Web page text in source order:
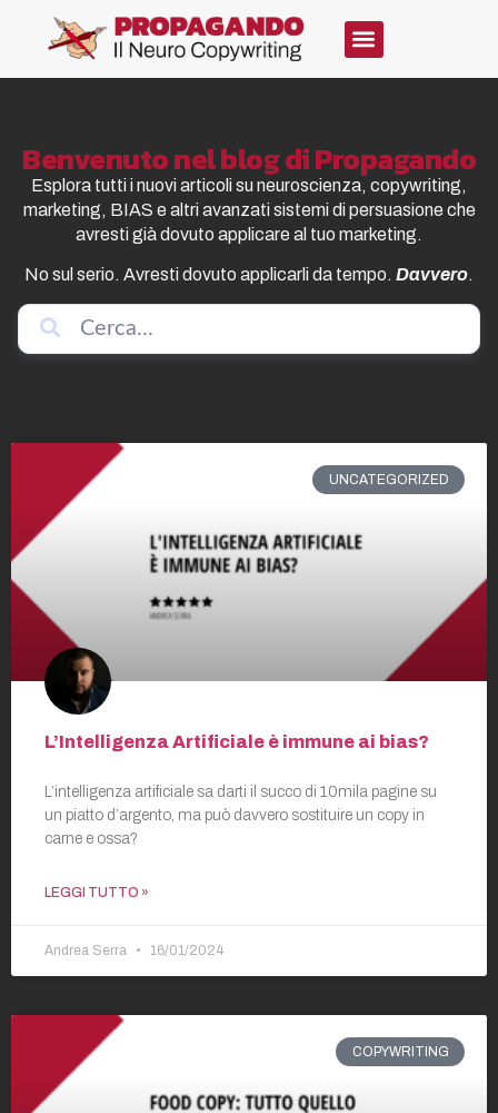
Benvenuto nel blog di Propagando
Esplora tutti i nuovi articoli su neuroscienza, copywriting,
marketing, BIAS e altri avanzati sistemi di persuasione che
avresti già dovuto applicare al tuo marketing.
No sul serio. Avresti dovuto applicarli da tempo. Davvero.
UNCATEGORIZED
L’Intelligenza Artificiale è immune ai bias?
L’intelligenza artificiale sa darti il succo di 10mila pagine su
un piatto d’argento, ma può davvero sostituire un copy in
carne e ossa?
LEGGI TUTTO »
Andrea Serra 16/01/2024
COPYWRITING